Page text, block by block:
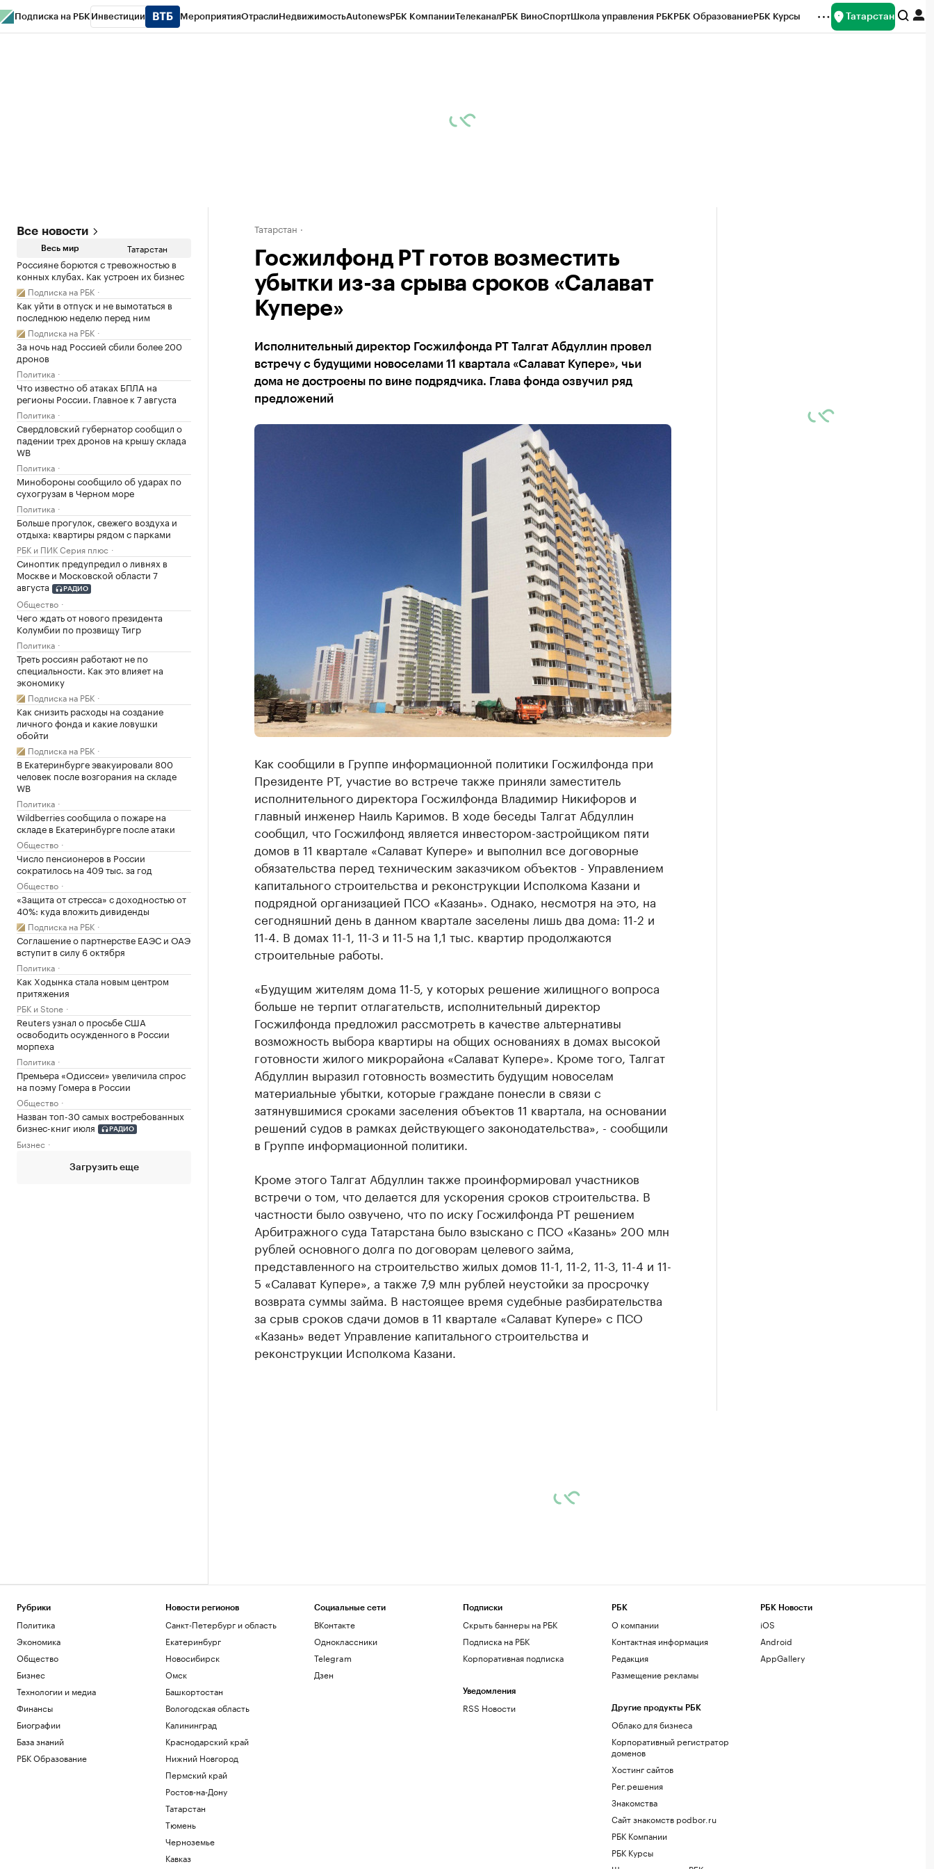
Подписка на РБК Инвестиции МероприятияОтраслиНедвижимостьAutonewsРБК КомпанииТелеканалРБК ВиноСпортШкола управления РБКРБК ОбразованиеРБК Курсы Татарстан
Все новости
Весь мир Татарстан
Россияне борются с тревожностью в
конных клубах. Как устроен их бизнес
Подписка на РБК
Как уйти в отпуск и не вымотаться в
последнюю неделю перед ним
Подписка на РБК
За ночь над Россией сбили более 200
дронов
Политика
Что известно об атаках БПЛА на
регионы России. Главное к 7 августа
Политика
Свердловский губернатор сообщил о
падении трех дронов на крышу склада
WB
Политика
Минобороны сообщило об ударах по
сухогрузам в Черном море
Политика
Больше прогулок, свежего воздуха и
отдыха: квартиры рядом с парками
РБК и ПИК Серия плюс
Синоптик предупредил о ливнях в
Москве и Московской области 7
августа
РАДИО
Общество
Чего ждать от нового президента
Колумбии по прозвищу Тигр
Политика
Треть россиян работают не по
специальности. Как это влияет на
экономику
Подписка на РБК
Как снизить расходы на создание
личного фонда и какие ловушки
обойти
Подписка на РБК
В Екатеринбурге эвакуировали 800
человек после возгорания на складе
WB
Политика
Wildberries сообщила о пожаре на
складе в Екатеринбурге после атаки
Общество
Число пенсионеров в России
сократилось на 409 тыс. за год
Общество
«Защита от стресса» с доходностью от
40%: куда вложить дивиденды
Подписка на РБК
Соглашение о партнерстве ЕАЭС и ОАЭ
вступит в силу 6 октября
Политика
Как Ходынка стала новым центром
притяжения
РБК и Stone
Reuters узнал о просьбе США
освободить осужденного в России
морпеха
Политика
Премьера «Одиссеи» увеличила спрос
на поэму Гомера в России
Общество
Назван топ-30 самых востребованных
бизнес-книг июля
РАДИО
Бизнес
Загрузить еще
Татарстан
Госжилфонд РТ готов возместить
убытки из-за срыва сроков «Салават
Купере»
Исполнительный директор Госжилфонда РТ Талгат Абдуллин провел
встречу с будущими новоселами 11 квартала «Салават Купере», чьи
дома не достроены по вине подрядчика. Глава фонда озвучил ряд
предложений
Как сообщили в Группе информационной политики Госжилфонда при
Президенте РТ, участие во встрече также приняли заместитель
исполнительного директора Госжилфонда Владимир Никифоров и
главный инженер Наиль Каримов. В ходе беседы Талгат Абдуллин
сообщил, что Госжилфонд является инвестором-застройщиком пяти
домов в 11 квартале «Салават Купере» и выполнил все договорные
обязательства перед техническим заказчиком объектов - Управлением
капитального строительства и реконструкции Исполкома Казани и
подрядной организацией ПСО «Казань». Однако, несмотря на это, на
сегодняшний день в данном квартале заселены лишь два дома: 11-2 и
11-4. В домах 11-1, 11-3 и 11-5 на 1,1 тыс. квартир продолжаются
строительные работы.
«Будущим жителям дома 11-5, у которых решение жилищного вопроса
больше не терпит отлагательств, исполнительный директор
Госжилфонда предложил рассмотреть в качестве альтернативы
возможность выбора квартиры на общих основаниях в домах высокой
готовности жилого микрорайона «Салават Купере». Кроме того, Талгат
Абдуллин выразил готовность возместить будущим новоселам
материальные убытки, которые граждане понесли в связи с
затянувшимися сроками заселения объектов 11 квартала, на основании
решений судов в рамках действующего законодательства», - сообщили
в Группе информационной политики.
Кроме этого Талгат Абдуллин также проинформировал участников
встречи о том, что делается для ускорения сроков строительства. В
частности было озвучено, что по иску Госжилфонда РТ решением
Арбитражного суда Татарстана было взыскано с ПСО «Казань» 200 млн
рублей основного долга по договорам целевого займа,
представленного на строительство жилых домов 11-1, 11-2, 11-3, 11-4 и 11-
5 «Салават Купере», а также 7,9 млн рублей неустойки за просрочку
возврата суммы займа. В настоящее время судебные разбирательства
за срыв сроков сдачи домов в 11 квартале «Салават Купере» с ПСО
«Казань» ведет Управление капитального строительства и
реконструкции Исполкома Казани.
Рубрики
Политика
Экономика
Общество
Бизнес
Технологии и медиа
Финансы
Биографии
База знаний
РБК Образование
Новости регионов
Санкт-Петербург и область
Екатеринбург
Новосибирск
Омск
Башкортостан
Вологодская область
Калининград
Краснодарский край
Нижний Новгород
Пермский край
Ростов-на-Дону
Татарстан
Тюмень
Черноземье
Кавказ
Социальные сети
ВКонтакте
Одноклассники
Telegram
Дзен
Подписки
Скрыть баннеры на РБК
Подписка на РБК
Корпоративная подписка
Уведомления
RSS Новости
РБК
О компании
Контактная информация
Редакция
Размещение рекламы
Другие продукты РБК
Облако для бизнеса
Корпоративный регистратор
доменов
Хостинг сайтов
Рег.решения
Знакомства
Сайт знакомств podbor.ru
РБК Компании
РБК Курсы
РБК Новости
iOS
Android
AppGallery